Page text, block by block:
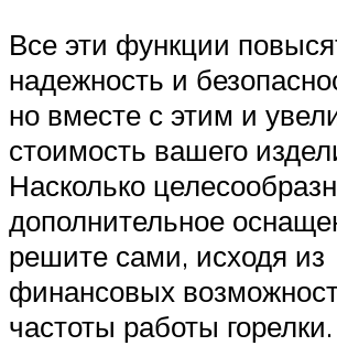
Все эти функции
надежность и
но вместе с этим и
стоимость вашего
Насколько
дополнительное
решите сами, исходя из
финансовых
частоты работы горелки.